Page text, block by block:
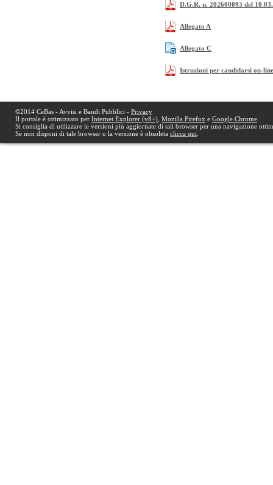
D.G.R. n. 202600093 del
Allegato A
Allegato C
Istruzioni per candidarsi on-line
©2014 CeBas - Avvisi e Bandi Pubblici - Privacy
Il portale è ottimizzato per Internet Explorer (v8+) Mozilla Firefox e Google Chrome
Si consiglia di utilizzare le versioni più aggiornate di tali browser per una navigazione
Se non disponi di tale browser o la versione è obsoleta clicca qui